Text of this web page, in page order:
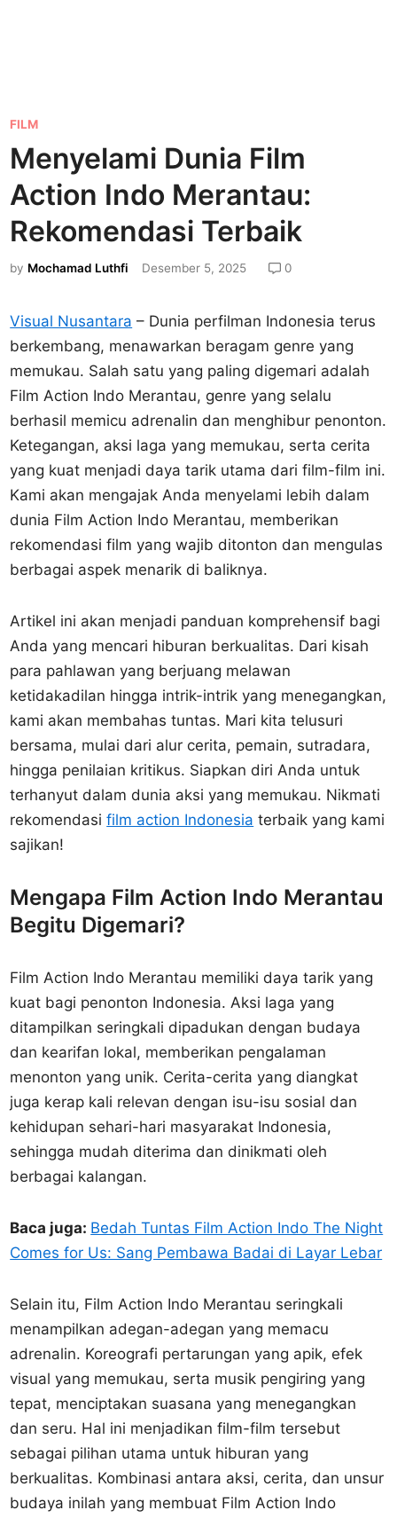
P
o
s
t
e
d
i
FILM
Menyelami Dunia Film
Action Indo Merantau:
Rekomendasi Terbaik
by Mochamad Luthfi Desember 5, 2025 0
Visual Nusantara – Dunia perfilman Indonesia terus
berkembang, menawarkan beragam genre yang
memukau. Salah satu yang paling digemari adalah
Film Action Indo Merantau, genre yang selalu
berhasil memicu adrenalin dan menghibur penonton.
Ketegangan, aksi laga yang memukau, serta cerita
yang kuat menjadi daya tarik utama dari film-film ini.
Kami akan mengajak Anda menyelami lebih dalam
dunia Film Action Indo Merantau, memberikan
rekomendasi film yang wajib ditonton dan mengulas
berbagai aspek menarik di baliknya.
Artikel ini akan menjadi panduan komprehensif bagi
Anda yang mencari hiburan berkualitas. Dari kisah
para pahlawan yang berjuang melawan
ketidakadilan hingga intrik-intrik yang menegangkan,
kami akan membahas tuntas. Mari kita telusuri
bersama, mulai dari alur cerita, pemain, sutradara,
hingga penilaian kritikus. Siapkan diri Anda untuk
terhanyut dalam dunia aksi yang memukau. Nikmati
rekomendasifilm action Indonesia terbaik yang kami
sajikan!
Mengapa Film Action Indo Merantau
Begitu Digemari?
Film Action Indo Merantau memiliki daya tarik yang
kuat bagi penonton Indonesia. Aksi laga yang
ditampilkan seringkali dipadukan dengan budaya
dan kearifan lokal, memberikan pengalaman
menonton yang unik. Cerita-cerita yang diangkat
juga kerap kali relevan dengan isu-isu sosial dan
kehidupan sehari-hari masyarakat Indonesia,
sehingga mudah diterima dan dinikmati oleh
berbagai kalangan.
Baca juga: Bedah Tuntas Film Action Indo The Night
Comes for Us: Sang Pembawa Badai di Layar Lebar
Selain itu, Film Action Indo Merantau seringkali
menampilkan adegan-adegan yang memacu
adrenalin. Koreografi pertarungan yang apik, efek
visual yang memukau, serta musik pengiring yang
tepat, menciptakan suasana yang menegangkan
dan seru. Hal ini menjadikan film-film tersebut
sebagai pilihan utama untuk hiburan yang
berkualitas. Kombinasi antara aksi, cerita, dan unsur
budaya inilah yang membuat Film Action Indo